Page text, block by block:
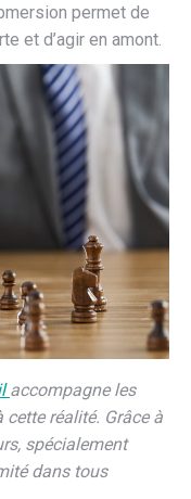
permet de
et d’agir en amont.
accompagne les
réalité. Grâce à
spécialement
dans tous